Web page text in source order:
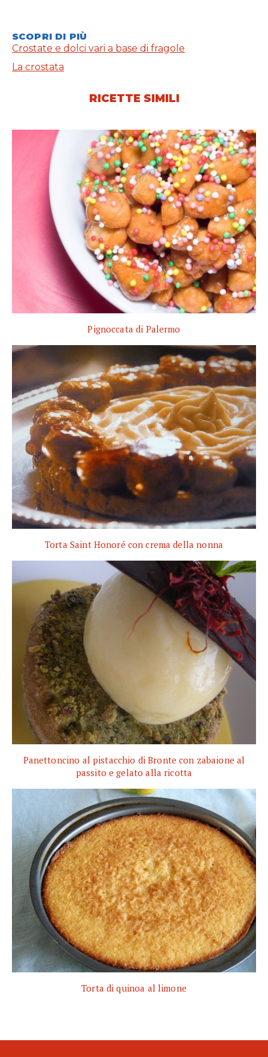
SCOPRI DI PIÙ
Crostate e dolci vari a base di fragole
La crostata
RICETTE SIMILI
Pignoccata di Palermo
Torta Saint Honoré con crema della nonna
Panettoncino al pistacchio di Bronte con zabaione al
passito e gelato alla ricotta
Torta di quinoa al limone